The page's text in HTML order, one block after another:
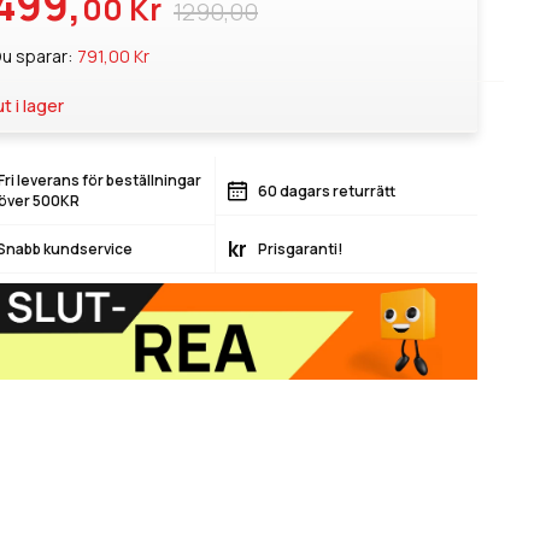
1290,00
00 Kr
sparar: 791,00 Kr
i lager
leverans för beställningar
500KR
60 dagars returrätt
kundservice kr Prisgaranti!